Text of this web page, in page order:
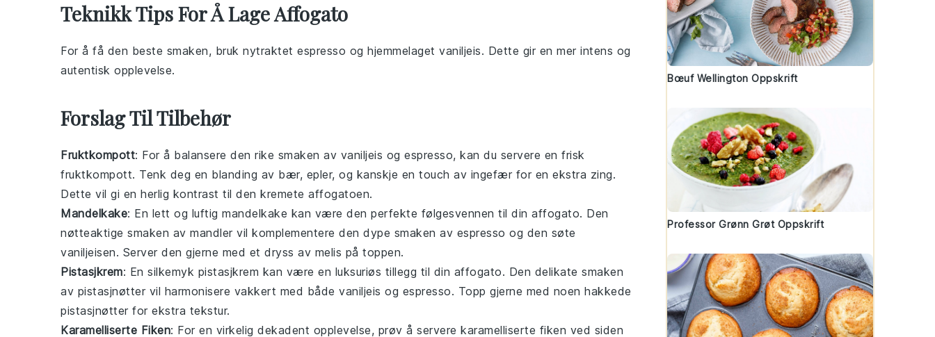
Teknikk Tips For Å Lage Affogato
For å få den beste smaken, bruk nytraktet espresso og hjemmelaget vaniljeis. Dette gir en mer intens og
autentisk opplevelse.
Forslag Til Tilbehør
Fruktkompott: For å balansere den rike smaken av vaniljeis og espresso, kan du servere en frisk
fruktkompott. Tenk deg en blanding av bær, epler, og kanskje en touch av ingefær for en ekstra zing.
Dette vil gi en herlig kontrast til den kremete affogatoen.
Mandelkake: En lett og luftig mandelkake kan være den perfekte følgesvennen til din affogato. Den
nøtteaktige smaken av mandler vil komplementere den dype smaken av espresso og den søte
vaniljeisen. Server den gjerne med et dryss av melis på toppen.
Pistasjkrem: En silkemyk pistasjkrem kan være en luksuriøs tillegg til din affogato. Den delikate smaken
av pistasjnøtter vil harmonisere vakkert med både vaniljeis og espresso. Topp gjerne med noen hakkede
pistasjnøtter for ekstra tekstur.
Karamelliserte Fiken: For en virkelig dekadent opplevelse, prøv å servere karamelliserte fiken ved siden
Bœuf Wellington Oppskrift
Professor Grønn Grøt Oppskrift